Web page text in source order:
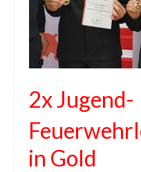
2x Jugend-
in Gold